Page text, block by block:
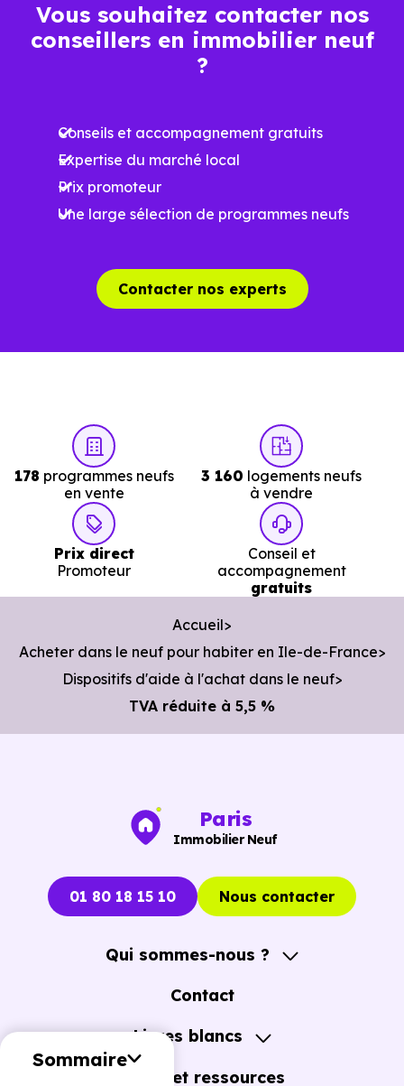
Sommaire
Vous souhaitez contacter nos
conseillers en immobilier neuf
?
Conseils et accompagnement gratuits
Expertise du marché local
Prix promoteur
Une large sélection de programmes neufs
Contacter nos experts
178 programmes neufs
en vente
3 160 logements neufs
à vendre
Prix direct
Promoteur
Conseil et
accompagnement
gratuits
Accueil
Acheter dans le neuf pour habiter en Ile-de-France
Dispositifs d'aide à l'achat dans le neuf
TVA réduite à 5,5 %
Paris
Immobilier Neuf
01 80 18 15 10 Nous contacter
Qui sommes-nous ?
A propos
Notre Expertise
Contact
Livres blancs
Guide de l'Achat immobilier neuf en VEFA
Outils et ressources